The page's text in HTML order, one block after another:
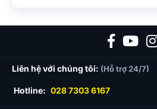
Liên hệ với chúng tôi: (Hỗ trợ 24/7)
Hotline: 028 7303 6167